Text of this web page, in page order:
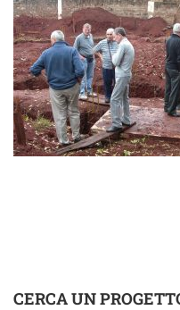
CERCA UN